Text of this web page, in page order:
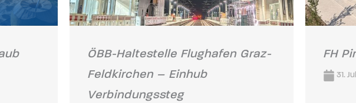
ÖBB-Haltestelle Flughafen Graz-
Feldkirchen – Einhub
Verbindungssteg
FH
31.